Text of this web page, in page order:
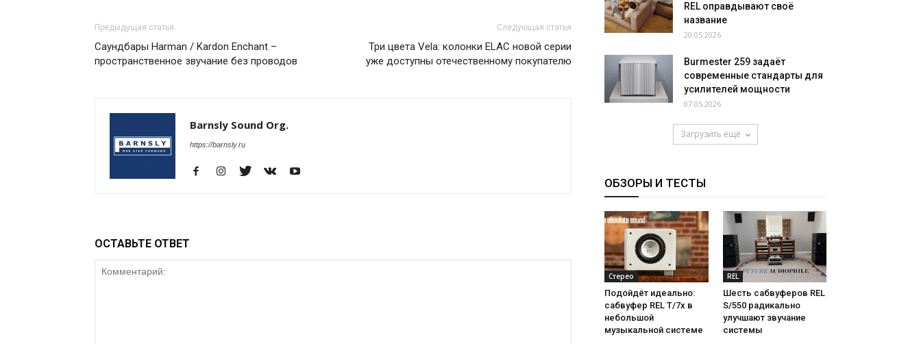
Предыдущая статья
Саундбары Harman / Kardon Enchant –
пространственное звучание без проводов
Следующая статья
Три цвета Vela: колонки ELAC новой серии
уже доступны отечественному покупателю
Barnsly Sound Org.
https://barnsly.ru
ОСТАВЬТЕ ОТВЕТ
REL оправдывают своё
название
20.05.2026
Burmester 259 задаёт
современные стандарты для
усилителей мощности
07.05.2026
Загрузить ещё
ОБЗОРЫ И ТЕСТЫ
Стерео
Подойдёт идеально:
сабвуфер REL T/7x в
небольшой
музыкальной системе
REL
Шесть сабвуферов REL
S/550 радикально
улучшают звучание
системы